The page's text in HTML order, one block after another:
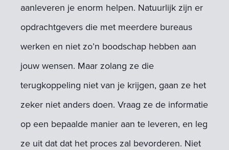
aanleveren je enorm helpen. Natuurlijk zijn er
opdrachtgevers die met meerdere bureaus
werken en niet zo’n boodschap hebben aan
jouw wensen. Maar zolang ze die
terugkoppeling niet van je krijgen, gaan ze het
zeker niet anders doen. Vraag ze de informatie
op een bepaalde manier aan te leveren, en leg
ze uit dat dat het proces zal bevorderen. Niet